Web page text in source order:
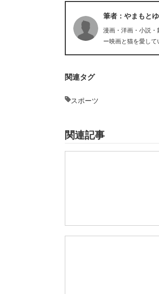
筆者：やまもと
漫画・洋画・小説
ー映画と猫を愛して
関連タグ
スポーツ
関連記事